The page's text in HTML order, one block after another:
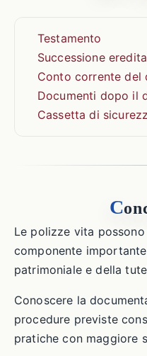
Testamento
Successione
Conto corrente del
Documenti dopo il
Cassetta di
C
Le polizze vita
componente
patrimoniale e della
Conoscere la
procedure previste
pratiche con maggiore